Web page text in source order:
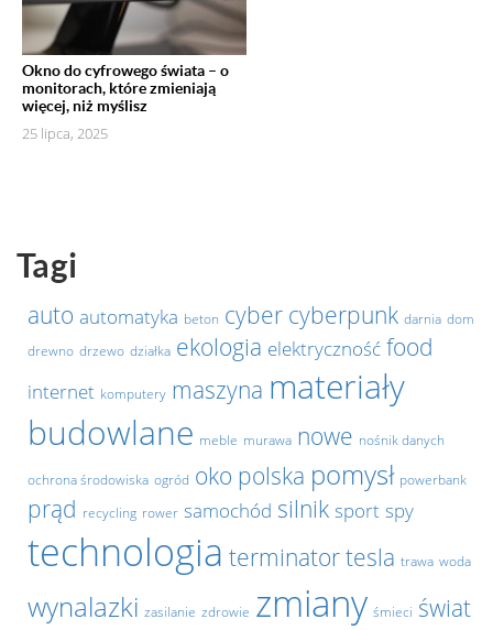
Okno do cyfrowego świata – o
monitorach, które zmieniają
więcej, niż myślisz
25 lipca, 2025
Tagi
auto automatyka beton cyber cyberpunk darnia dom
drewno drzewo działka ekologia elektryczność food
internet komputery maszyna materiały
budowlane meble murawa nowe nośnik danych
ochrona środowiska ogród oko polska pomysł powerbank
prąd recycling rower samochód silnik sport spy
technologia terminatortesla trawa woda
wynalazki zasilanie zdrowie zmiany śmieci świat